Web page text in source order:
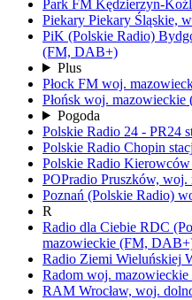
Park FM Kędzierzyn-
Piekary Piekary Śląskie,
PiK (Polskie Radio)
(FM, DAB+)
Plus
Płock FM woj.
Płońsk woj. mazowieckie
Pogoda
Polskie Radio 24 - PR24
Polskie Radio Chopin
Polskie Radio Kierowców
POPradio Pruszków, woj.
Poznań (Polskie Radio)
R
Radio dla Ciebie RDC
mazowieckie (FM,
Radio Ziemi Wieluńskiej
Radom woj. mazowieckie
RAM Wrocław, woj.